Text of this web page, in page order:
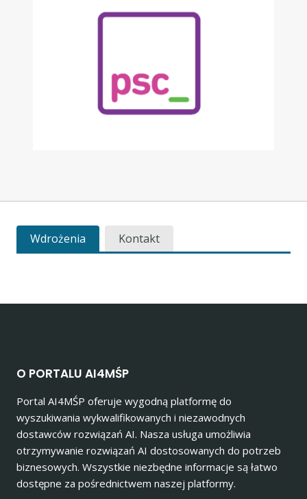
Wdrożenia Kontakt
O PORTALU AI4MŚP
Portal AI4MŚP oferuje wygodną platformę do
wyszukiwania wykwalifikowanych i niezawodnych
dostawców rozwiązań AI. Nasza usługa umożliwia
otrzymywanie rozwiązań AI dostosowanych do potrzeb
biznesowych. Wszystkie niezbędne informacje są łatwo
dostępne za pośrednictwem naszej platformy.